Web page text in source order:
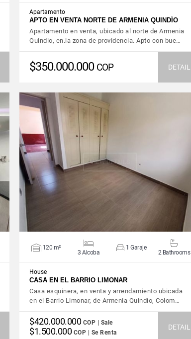
Apartamento
APTO EN VENTA NORTE DE ARMENIA QUINDÍO
Apartamento en venta, ubicado al norte de Armenia
Quindio, en.la zona de providencia. Apto con bue…
$350.000.000 COP DETAIL
VIEW DETAILS
120 m²
3 Alcoba
1 Garaje
2 Bathrooms
House
CASA EN EL BARRIO LIMONAR
Casa esquinera, en venta y arrendamiento ubicada
en el Barrio Limonar, de Armenia Quindío, Colom…
$420.000.000 COP | Sale
$1.500.000 COP | Se Renta
DETAIL